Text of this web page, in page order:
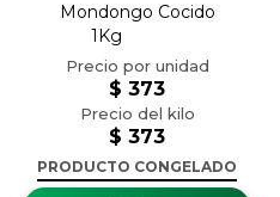
Mondongo Cocido
1Kg
$ 373
$ 373
PRODUCTO CONGELADO